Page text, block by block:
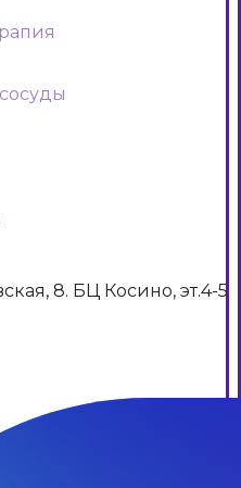
8. БЦ Косино, эт.4-5